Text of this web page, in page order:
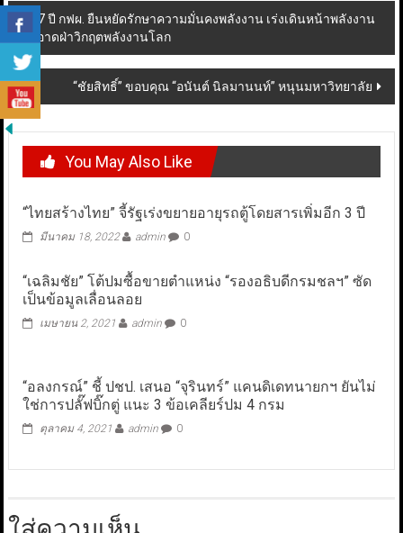
Post
navigation
57 ปี กฟผ. ยืนหยัดรักษาความมั่นคงพลังงาน เร่งเดินหน้าพลังงาน
สะอาดฝ่าวิกฤตพลังงานโลก
“ชัยสิทธิ์” ขอบคุณ “อนันต์ นิลมานนท์” หนุนมหาวิทยาลัย
You May Also Like
“ไทยสร้างไทย” จี้รัฐเร่งขยายอายุรถตู้โดยสารเพิ่มอีก 3 ปี
มีนาคม 18, 2022 admin 0
“เฉลิมชัย” โต้ปมซื้อขายตำแหน่ง “รองอธิบดีกรมชลฯ” ซัด
เป็นข้อมูลเลื่อนลอย
เมษายน 2, 2021 admin 0
“อลงกรณ์” ชี้ ปชป. เสนอ “จุรินทร์” แคนดิเดทนายกฯ ยันไม่
ใช่การปลั๊ฟบิ๊กตู่ แนะ 3 ข้อเคลียร์ปม 4 กรม
ตุลาคม 4, 2021 admin 0